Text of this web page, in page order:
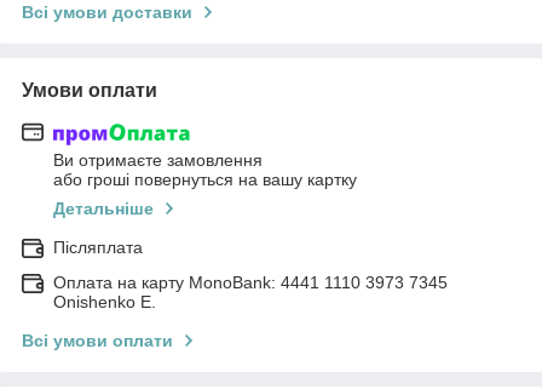
Всі умови доставки
Умови оплати
Ви отримаєте замовлення
або гроші повернуться на вашу картку
Детальніше
Післяплата
Оплата на карту MonoBank: 4441 1110 3973 7345
Onishenko E.
Всі умови оплати